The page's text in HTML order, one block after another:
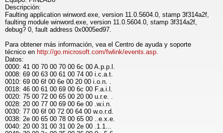
Descripción:
Faulting application winword.exe, version 11.0.5604.0, stamp 3f314a2f,
faulting module winword.exe, version 11.0.5604.0, stamp 3f314a2f,
debug? 0, fault address 0x0005ed97.
Para obtener más información, vea el Centro de ayuda y soporte
técnico en http://go.microsoft.com/fwlink/events.asp.
Datos:
0000: 41 00 70 00 70 00 6c 00 A.p.p.l.
0008: 69 00 63 00 61 00 74 00 i.c.a.t.
0010: 69 00 6f 00 6e 00 20 00 i.o.n. .
0018: 46 00 61 00 69 00 6c 00 F.a.i.l.
0020: 75 00 72 00 65 00 20 00 u.r.e. .
0028: 20 00 77 00 69 00 6e 00 .w.i.n.
0030: 77 00 6f 00 72 00 64 00 w.o.r.d.
0038: 2e 00 65 00 78 00 65 00 ..e.x.e.
0040: 20 00 31 00 31 00 2e 00 .1.1...